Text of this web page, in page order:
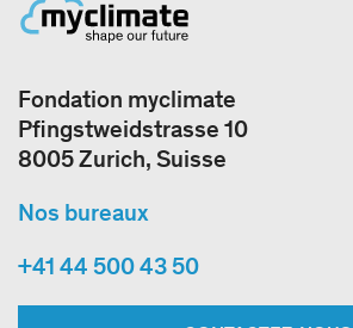
Fondation myclimate
Pfingstweidstrasse 10
8005 Zurich, Suisse
Nos bureaux
+41 44 500 43 50